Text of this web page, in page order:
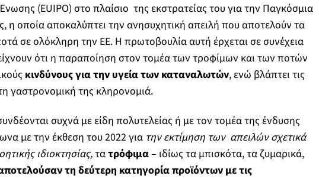
(EUIPO) στο πλαίσιο της εκστρατείας του για την Παγκόσμια
η οποία αποκαλύπτει την ανησυχητική απειλή που αποτελούν τα
σε ολόκληρη την ΕΕ. Η πρωτοβουλία αυτή έρχεται σε συνέχεια
ότι η παραποίηση στον τομέα των τροφίμων και των ποτών
κινδύνους για την υγεία των καταναλωτών, ενώ βλάπτει τις
γαστρονομική της κληρονομιά.
συχνά με είδη πολυτελείας ή με τον τομέα της ένδυσης
με την έκθεση του 2022 για την εκτίμηση των απειλών σχετικά
ιδιοκτησίας,τατρόφιμα– ιδίως τα μπισκότα, τα ζυμαρικά,
τη δεύτερη κατηγορία προϊόντων με τις